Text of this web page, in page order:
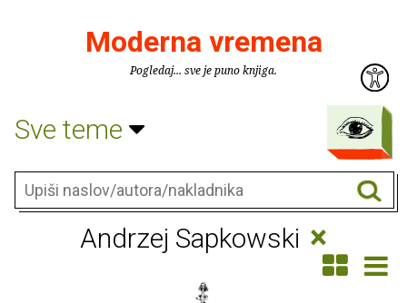
Moderna vremena
Pogledaj... sve je puno knjiga.
Sve teme
Andrzej Sapkowski ×